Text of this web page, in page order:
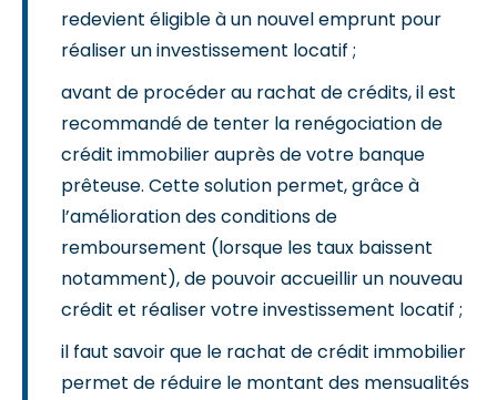
redevient éligible à un nouvel emprunt pour
réaliser un investissement locatif ;
avant de procéder au rachat de crédits, il est
recommandé de tenter la renégociation de
crédit immobilier auprès de votre banque
prêteuse. Cette solution permet, grâce à
l’amélioration des conditions de
remboursement (lorsque les taux baissent
notamment), de pouvoir accueillir un nouveau
crédit et réaliser votre investissement locatif ;
il faut savoir que le rachat de crédit immobilier
permet de réduire le montant des mensualités